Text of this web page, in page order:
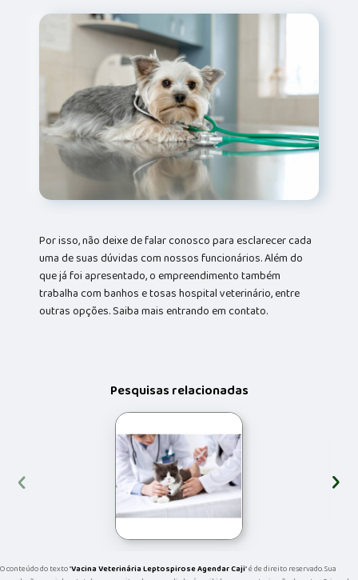
Por isso, não deixe de falar conosco para esclarecer cada
uma de suas dúvidas com nossos funcionários. Além do
que já foi apresentado, o empreendimento também
trabalha com banhos e tosas hospital veterinário, entre
outras opções. Saiba mais entrando em contato.
Pesquisas relacionadas
‹ ›
O conteúdo do texto "Vacina Veterinária Leptospirose Agendar Caji" é de direito reservado. Sua